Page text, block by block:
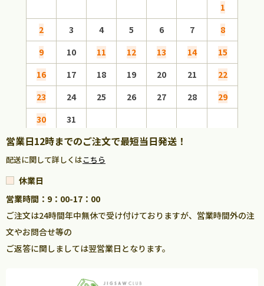
1
2
3 4 5 6 7
8
9
10 11 12 13 14
15
16
17 18 19 20 21
22
23
24 25 26 27 28
29
30
31
営業日12時までのご注文で最短当日発送！
配送に関して詳しくはこちら
休業日
営業時間：9：00-17：00
ご注文は24時間年中無休で受け付けておりますが、営業時間外の注
文やお問合せ等の
ご返答に関しましては翌営業日となります。